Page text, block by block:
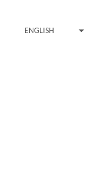
ENGLISH